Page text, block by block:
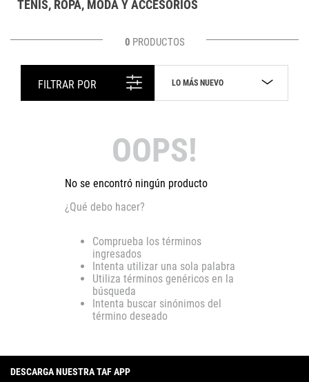
TENIS, ROPA, MODA Y ACCESORIOS
0 PRODUCTOS
FILTRAR POR LO MÁS NUEVO
OOPS!
No se encontró ningún producto
¿Qué debo hacer?
Comprueba los términos
ingresados
Intenta utilizar una sola palabra
Utiliza términos genéricos en la
búsqueda
Intenta buscar sinónimos del
término deseado
DESCARGA NUESTRA TAF APP
SPEEDCAT JORDAN 1 SPEZIAL